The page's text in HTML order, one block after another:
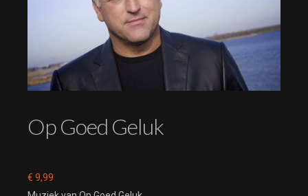
Op Goed Geluk
€ 9,99